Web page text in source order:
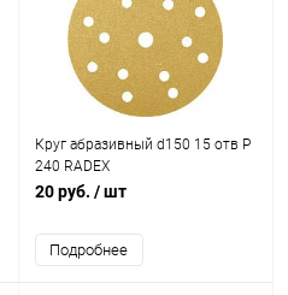
Круг абразивный d150 15 отв Р
240 RADEX
20 руб. / шт
Подробнее